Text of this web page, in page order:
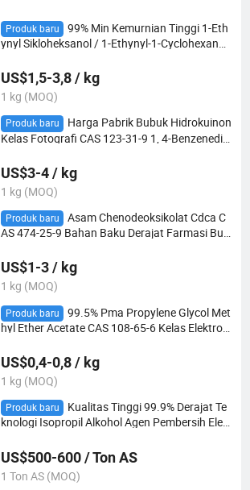
Produk baru
99% Min Kemurnian Tinggi 1-Eth
ynyl Sikloheksanol / 1-Ethynyl-1-Cyclohexanol
US$1,5-3,8 / kg
1 kg (MOQ)
Produk baru
Harga Pabrik Bubuk Hidrokuinon
Kelas Fotografi CAS 123-31-9 1, 4-Benzenediol
ia
US$3-4 / kg
1 kg (MOQ)
Produk baru
Asam Chenodeoksikolat Cdca C
AS 474-25-9 Bahan Baku Derajat Farmasi Bub
US$1-3 / kg
1 kg (MOQ)
Produk baru
99.5% Pma Propylene Glycol Met
hyl Ether Acetate CAS 108-65-6 Kelas Elektroni
US$0,4-0,8 / kg
1 kg (MOQ)
Produk baru
Kualitas Tinggi 99.9% Derajat Te
knologi Isopropil Alkohol Agen Pembersih Elek
Rendah Ipa
US$500-600 / Ton AS
1 Ton AS (MOQ)